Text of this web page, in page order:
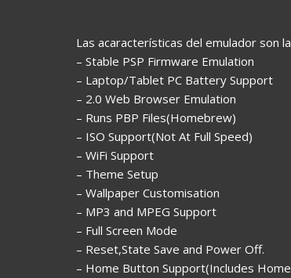
Las acaracterísticas del emulador son
– Stable PSP Firmware Emulation
– Laptop/Tablet PC Battery Support
– 2.0 Web Browser Emulation
– Runs PBP Files(Homebrew)
– ISO Support(Not At Full Speed)
– WiFi Support
– Theme Setup
– Wallpaper Customisation
– MP3 and MPEG Support
– Full Screen Mode
– Reset,State Save and Power Off.
– Home Button Support(Includes